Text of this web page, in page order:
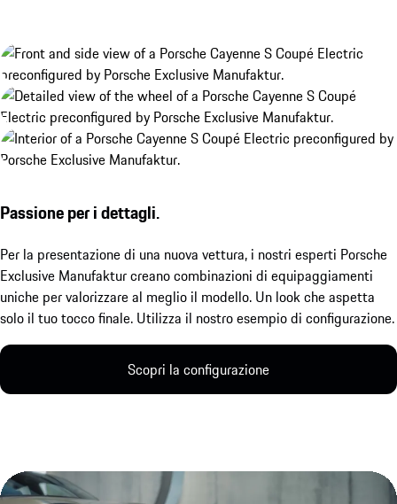
Passione per i dettagli.
Per la presentazione di una nuova vettura, i nostri esperti Porsche
Exclusive Manufaktur creano combinazioni di equipaggiamenti
uniche per valorizzare al meglio il modello. Un look che aspetta
solo il tuo tocco finale. Utilizza il nostro esempio di configurazione.
Scopri la configurazione